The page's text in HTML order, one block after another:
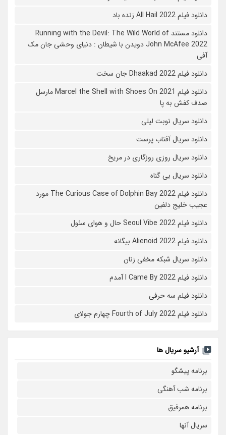
دانلود فیلم All Hail 2022 زنده باد
دانلود مستند Running with the Devil: The Wild World of
John McAfee 2022 دویدن با شیطان : دنیای وحشی جان مک
آفی
دانلود فیلم Dhaakad 2022 جان سخت
دانلود فیلم Marcel the Shell with Shoes On 2021 مارسل
صدف کفش به پا
دانلود سریال نوبت لیلی
دانلود سریال آفتاب پرست
دانلود سریال روزی روزگاری در مریخ
دانلود سریال بی گناه
دانلود فیلم The Curious Case of Dolphin Bay 2022 مورد
عجیب خلیج دلفین
دانلود فیلم Seoul Vibe 2022 حال و هوای سئول
دانلود فیلم Alienoid 2022 بیگانه
دانلود سریال شبکه مخفی زنان
دانلود فیلم I Came By 2022 آمدم
دانلود فیلم سه حرفی
دانلود فیلم Fourth of July 2022 چهارم جولای
آرشیو سریال ها
برنامه پیشگو
برنامه شب آهنگی
برنامه همرفیق
سریال آنها